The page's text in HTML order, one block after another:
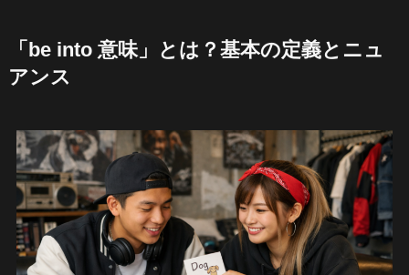
「be into 意味」とは？基本の定義とニュ
アンス